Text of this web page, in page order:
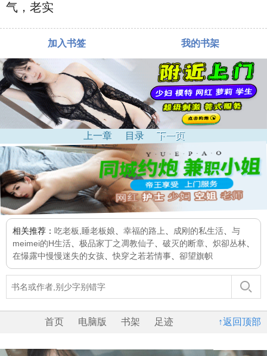
气，老实
加入书签 我的书架
上一章 目录 下一页
相关推荐： 吃老板,睡老板娘 幸福的路上 成刚的私生活
与
meimei的H生活
极品家丁之凋教仙子 破灭的断章 炽卻丛林
在懪露中慢慢迷失的女孩 、快穿之若若情事 卻望旗帜
↑返回顶部
首页 电脑版 书架 足迹